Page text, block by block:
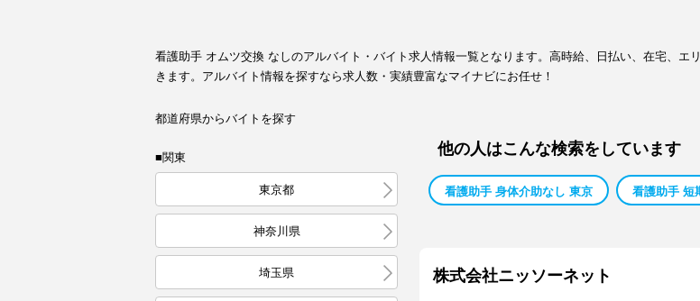
看護助手 オムツ交換 なしのアルバイト・バイト求人情報一覧となります。高時給、日払い、在宅、
きます。アルバイト情報を探すなら求人数・実績豊富なマイナビにお任せ！
都道府県からバイトを探す
■関東
東京都
神奈川県
埼玉県
他の人はこんな検索をしています
看護助手 身体介助なし 東京 看護助手 短
株式会社ニッソーネット